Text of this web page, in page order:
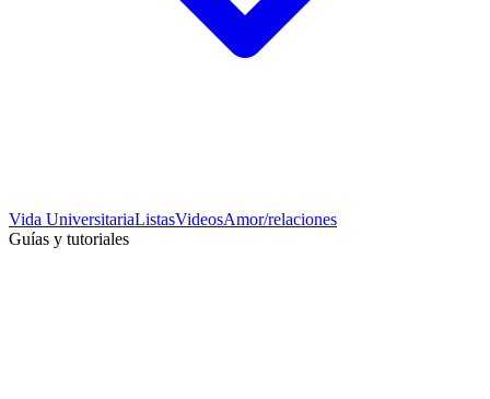
Vida UniversitariaListasVideosAmor/relaciones
Guías y tutoriales